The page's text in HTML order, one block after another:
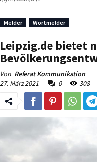
Melder Wortmelder
Leipzig.de bietet
Von Referat Kommunikation
27. März 2021
0 308